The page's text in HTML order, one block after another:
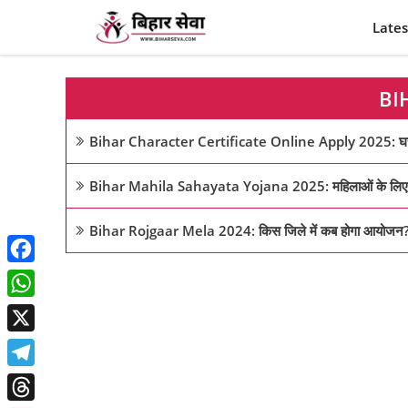
content
Bihar Character Certificate Online Apply 2025: घर बैठे
Bihar Mahila Sahayata Yojana 2025: महिलाओं के लिए
Bihar Rojgaar Mela 2024: किस जिले में कब होगा आयोजन?
Facebook
WhatsApp
X
Telegram